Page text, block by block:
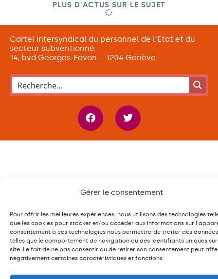
Gérer le consentement
Pour offrir les meilleures expériences, nous utilisons des technologies
que les cookies pour stocker et/ou accéder aux informations sur
consentement à ces technologies nous permettra de traiter des données
telles que le comportement de navigation ou des identifiants uniques
site. Le fait de ne pas consentir ou de retirer son consentement peut
négativement certaines caractéristiques et fonctions.
PLUS D'ACTUS SUR LE SUJET
Cartel intersyndical du personnel de l’Etat et du
secteur subventionné.
14, bvd Georges-Favon – 1204 Genève